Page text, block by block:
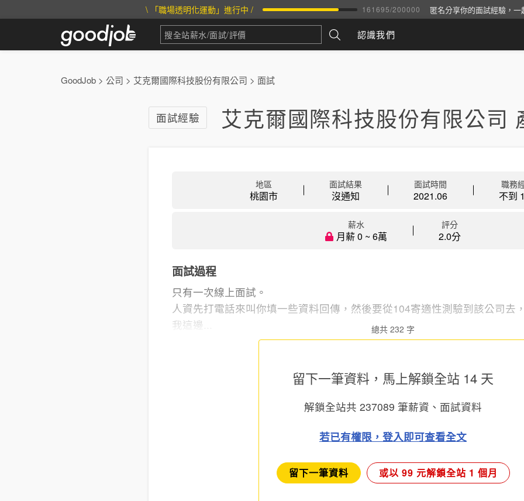
\ 「職場透明化運動」進行中 / 161695/200000 匿名分享你的面試經驗，
認識我們
GoodJob > 公司 > 艾克爾國際科技股份有限公司 > 面試
面試經驗 艾克爾國際科技股份有限公司
地區
桃園市
面試結果
沒通知
面試時間
2021.06
職務
不到
薪水
月薪 0 ~ 6萬
評分
2.0分
面試過程
只有一次線上面試。
人資先打電話來叫你填一些資料回傳，然後要從104寄適性測驗到該公司去
我這邊...
總共 232 字
留下一筆資料，馬上解鎖全站 14 天
解鎖全站共 237089 筆薪資、面試資料
若已有權限，登入即可查看全文
留下一筆資料 或以 99 元解鎖全站 1 個月